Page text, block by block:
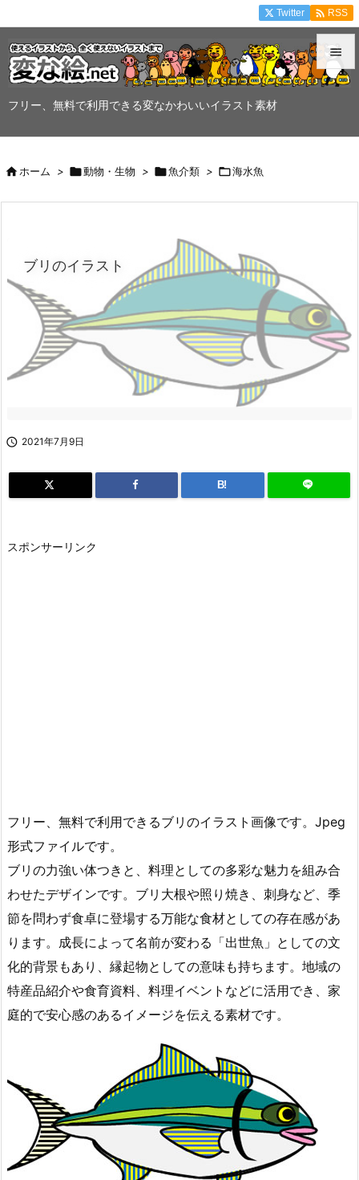
フリー、無料で利用できる変なかわいいイラスト素材


Twitter  RSS
ホーム > 動物・生物 > 魚介類 > 海水魚
ブリのイラスト
 2021年7月9日
B!
スポンサーリンク
フリー、無料で利用できるブリのイラスト画像です。Jpeg
形式ファイルです。
ブリの力強い体つきと、料理としての多彩な魅力を組み合
わせたデザインです。ブリ大根や照り焼き、刺身など、季
節を問わず食卓に登場する万能な食材としての存在感があ
ります。成長によって名前が変わる「出世魚」としての文
化的背景もあり、縁起物としての意味も持ちます。地域の
特産品紹介や食育資料、料理イベントなどに活用でき、家
庭的で安心感のあるイメージを伝える素材です。